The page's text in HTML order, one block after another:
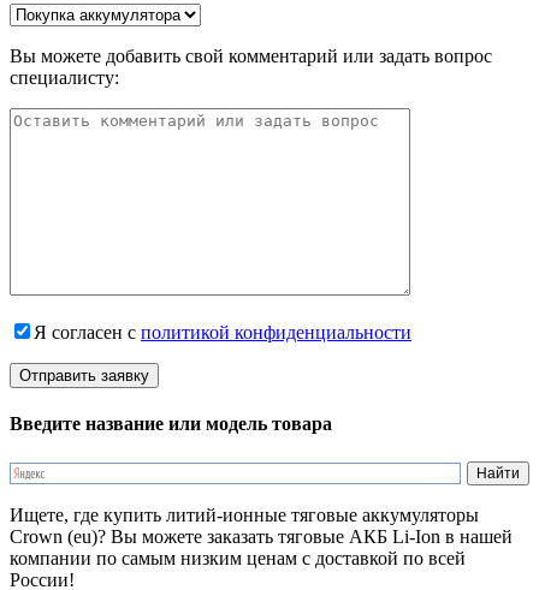
Вы можете добавить свой комментарий или задать вопрос
специалисту:
Я согласен с политикой конфиденциальности
Введите название или модель товара
Ищете, где купить литий-ионные тяговые аккумуляторы
Crown (eu)? Вы можете заказать тяговые АКБ Li-Ion в нашей
компании по самым низким ценам с доставкой по всей
России!